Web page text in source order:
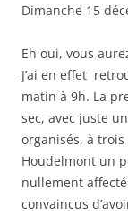
Dimanche 15
Eh oui, vous
J’ai en effet
matin à 9h. La
sec, avec juste
organisés, à
Houdelmont un
nullement
convaincus